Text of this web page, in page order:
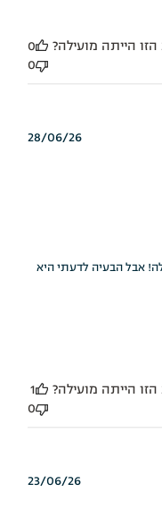
הייתה מועילה?
0
0
אבל הבעיה לדעתי היא
תאריך
28/06/26
הייתה מועילה?
1
0
תאריך
23/06/26